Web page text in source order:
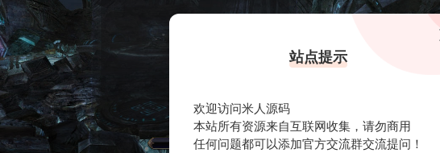
站点提示
欢迎访问米人源码
本站所有资源来自互联网收集，请勿商用
任何问题都可以添加官方交流群交流提问！